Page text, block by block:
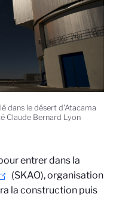
dans le désert d'Atacama
Claude Bernard Lyon
entrer dans la
(SKAO), organisation
la construction puis